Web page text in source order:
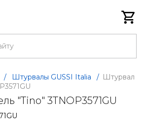
/ Штурвалы GUSSI Italia / Штурвал
"Tino" 3TNOP3571GU